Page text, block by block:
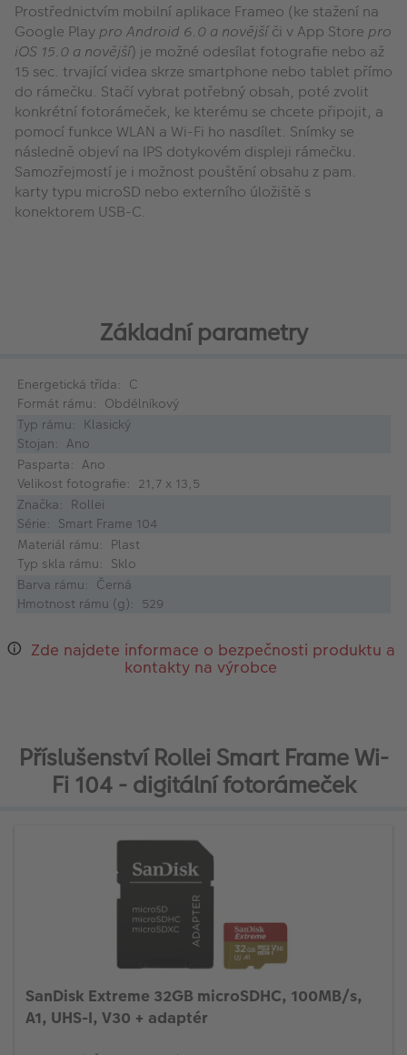
Prostřednictvím mobilní aplikace Frameo (ke stažení na
Google Play pro Android 6.0 a novějšíči v App Store pro
iOS 15.0 a novější) je možné odesílat fotografie nebo až
15 sec. trvající videa skrze smartphone nebo tablet přímo
do rámečku. Stačí vybrat potřebný obsah, poté zvolit
konkrétní fotorámeček, ke kterému se chcete připojit, a
pomocí funkce WLAN a Wi-Fi ho nasdílet. Snímky se
následně objeví na IPS dotykovém displeji rámečku.
Samozřejmostí je i možnost pouštění obsahu z pam.
karty typu microSD nebo externího úložiště s
konektorem USB-C.
Základní parametry
Energetická třída: C
Formát rámu: Obdélníkový
Typ rámu: Klasický
Stojan: Ano
Pasparta: Ano
Velikost fotografie: 21,7 x 13,5
Značka: Rollei
Série: Smart Frame 104
Materiál rámu: Plast
Typ skla rámu: Sklo
Barva rámu: Černá
Hmotnost rámu (g): 529
Zde najdete informace o bezpečnosti produktu a
kontakty na výrobce
Příslušenství Rollei Smart Frame Wi-
Fi 104 - digitální fotorámeček
SanDisk Extreme 32GB microSDHC, 100MB/s,
A1, UHS-I, V30 + adaptér